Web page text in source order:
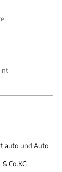
auto und Auto
Co.KG